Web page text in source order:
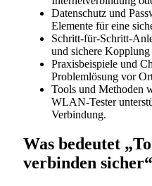
Datenschutz und
Elemente für eine
Schritt-für-Schritt-
und sichere Kopplung
Praxisbeispiele und
Problemlösung vor
Tools und Methoden
WLAN-Tester
Verbindung.
Was bedeutet
verbinden